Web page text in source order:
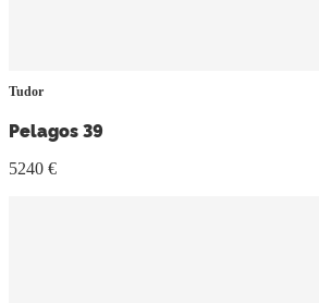
Tudor
Pelagos 39
5240 €